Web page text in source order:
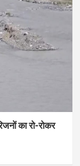
का रो-रोकर